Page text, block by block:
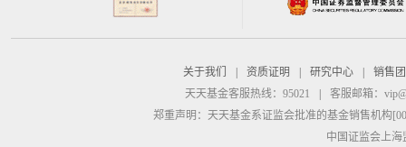
关于我们 资质证明 研究中心
销售
天天基金客服热线：95021
客服邮箱：
郑重声明： 天天基金系证监会批准的基金销售机构
中国证监会上